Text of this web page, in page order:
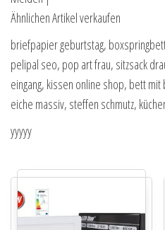
Ähnlichen Artikel verkaufen
briefpapier geburtstag,
pelipal seo, pop art frau, sitzsack
eingang, kissen online shop, bett
eiche massiv, steffen schmutz,
yyyyy